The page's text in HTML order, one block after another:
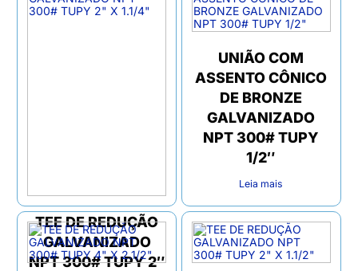
TEE DE REDUÇÃO
GALVANIZADO
NPT 300# TUPY 2″
UNIÃO COM
ASSENTO CÔNICO
DE BRONZE
GALVANIZADO
NPT 300# TUPY
1/2″
Leia mais